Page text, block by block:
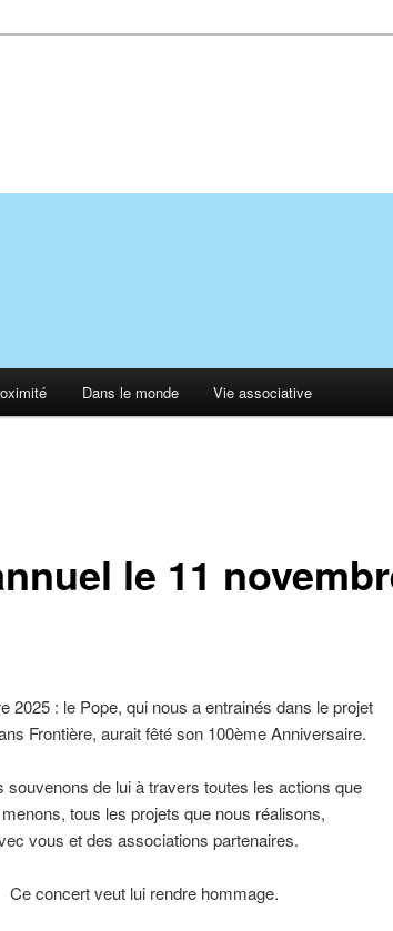
Dans le monde Vie associative
le 11
2025 : le Pope, qui nous a entrainés dans le projet
Frontière, aurait fêté son 100ème Anniversaire.
souvenons de lui à travers toutes les actions que
tous les projets que nous réalisons,
vous et des associations partenaires.
Ce concert veut lui rendre hommage.